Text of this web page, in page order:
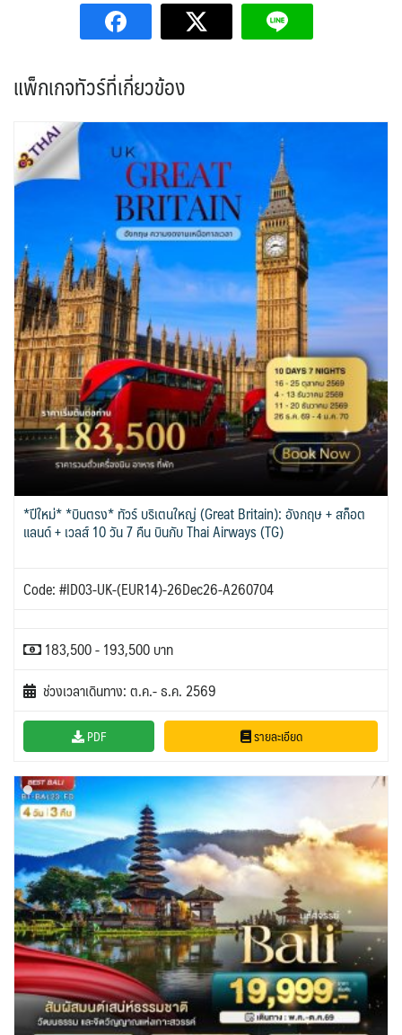
แพ็กเกจทัวร์ที่เกี่ยวข้อง
*ปีใหม่* *บินตรง* ทัวร์ บริเตนใหญ่ (Great Britain): อังกฤษ + สก็อต
แลนด์ + เวลส์ 10 วัน 7 คืน บินกับ Thai Airways (TG)
Code: #ID03-UK-(EUR14)-26Dec26-A260704
183,500 - 193,500 บาท
ช่วงเวลาเดินทาง: ต.ค.- ธ.ค. 2569
PDF รายละเอียด